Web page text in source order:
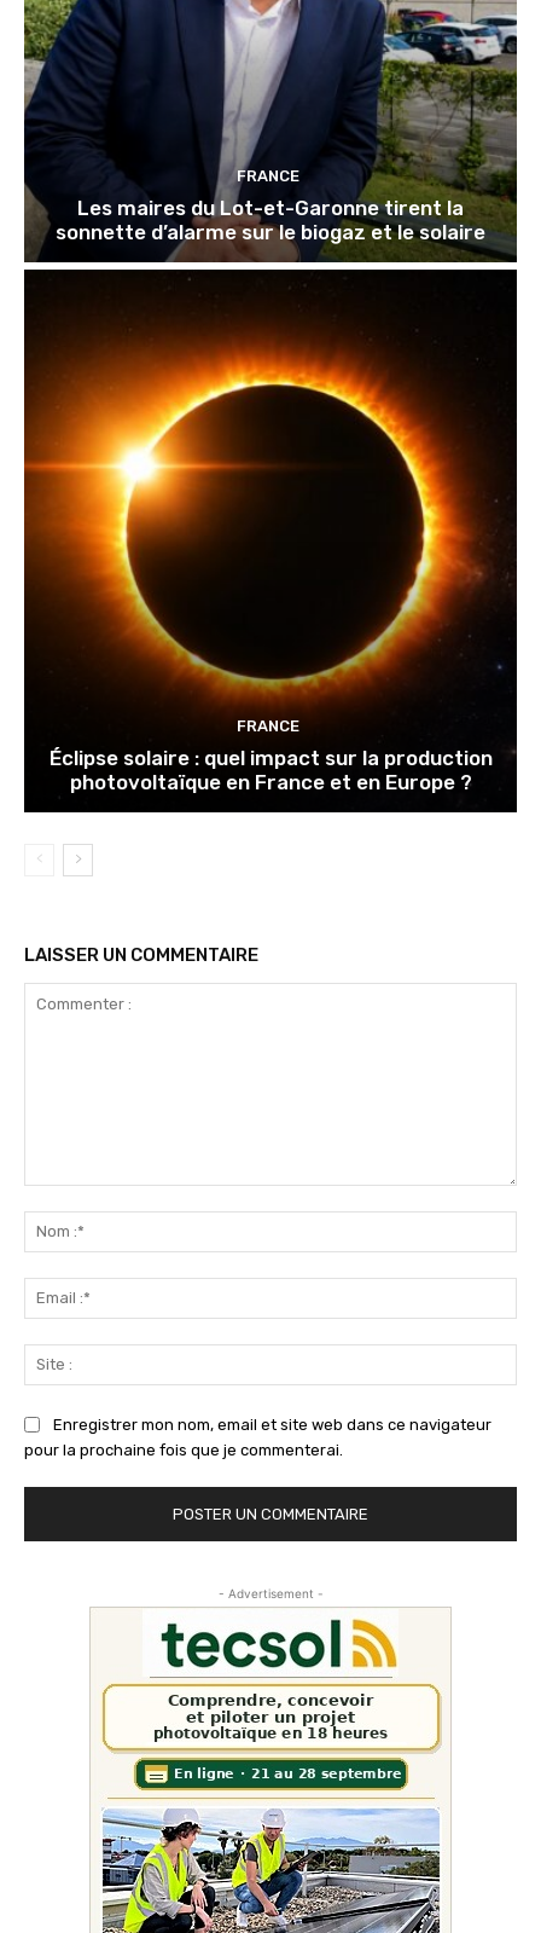
FRANCE
Les maires du Lot-et-Garonne tirent la
sonnette d’alarme sur le biogaz et le solaire
FRANCE
Éclipse solaire : quel impact sur la production
photovoltaïque en France et en Europe ?
LAISSER UN COMMENTAIRE
Enregistrer mon nom, email et site web dans ce navigateur
pour la prochaine fois que je commenterai.
- Advertisement -